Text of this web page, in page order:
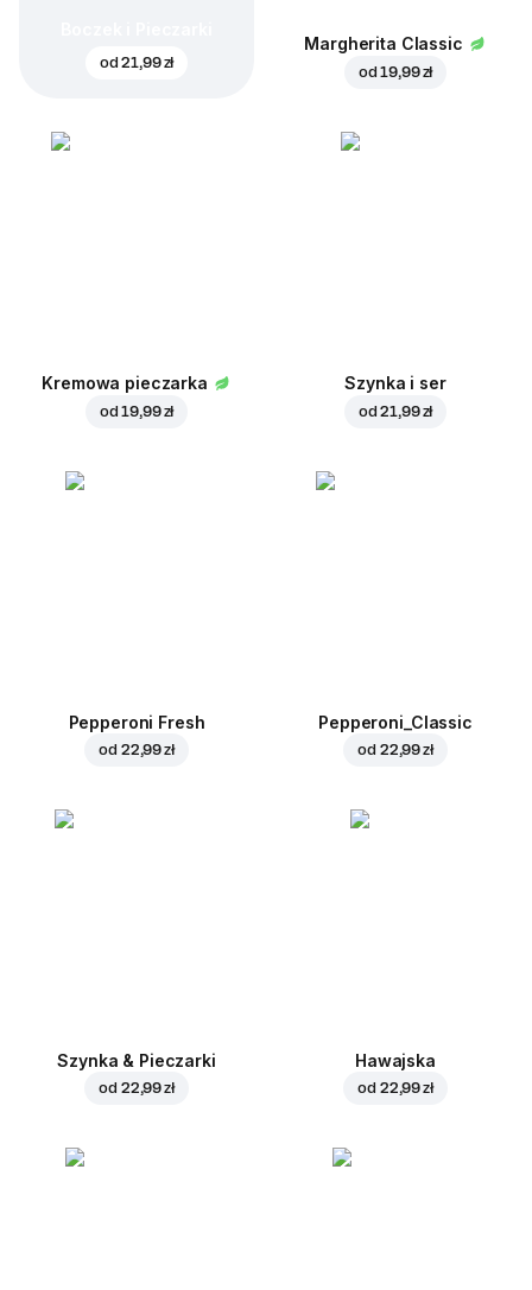
od21,99 zł
Margherita Classic
od19,99 zł
Kremowa pieczarka
od19,99 zł
Szynka i ser
od21,99 zł
Pepperoni Fresh
od 22,99 zł
Pepperoni_Classic
od 22,99 zł
Szynka & Pieczarki
od 22,99 zł
Hawajska
od 22,99 zł